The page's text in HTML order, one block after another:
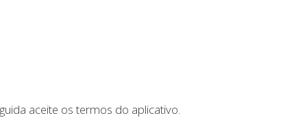
aceite os termos do aplicativo.